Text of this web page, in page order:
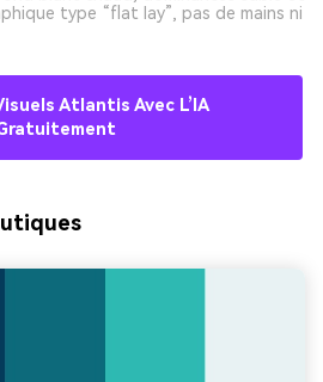
type “flat lay”, pas de mains ni
Atlantis Avec L’IA